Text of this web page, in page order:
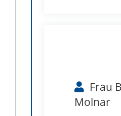
Frau
Molnar